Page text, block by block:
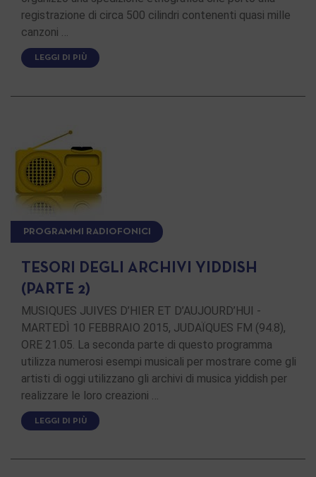
registrazione di circa 500 cilindri contenenti quasi mille
canzoni …
LEGGI DI PIÙ
PROGRAMMI RADIOFONICI
TESORI DEGLI ARCHIVI YIDDISH
(PARTE 2)
MUSIQUES JUIVES D’HIER ET D’AUJOURD’HUI -
MARTEDÌ 10 FEBBRAIO 2015, JUDAÏQUES FM (94.8),
ORE 21.05. La seconda parte di questo programma
utilizza numerosi esempi musicali per mostrare come gli
artisti di oggi utilizzano gli archivi di musica yiddish per
realizzare le loro creazioni …
LEGGI DI PIÙ